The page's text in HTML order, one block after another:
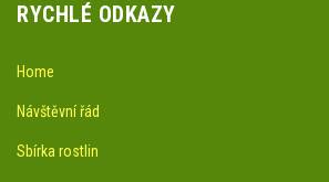
RYCHLÉ ODKAZY
Home
Návštěvní řád
Sbírka rostlin